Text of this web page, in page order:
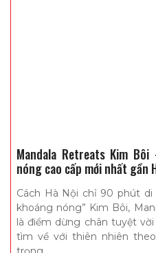
Mandala Retreats Kim
nóng cao cấp mới nhất gần
Cách Hà Nội chỉ 90 phút di
khoáng nóng” Kim Bôi,
là điểm dừng chân tuyệt
tìm về với thiên nhiên